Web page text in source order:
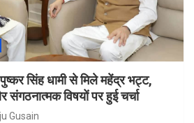
सिंह धामी से मिले महेंद्र भट्ट,
विषयों पर हुई चर्चा
Gusain